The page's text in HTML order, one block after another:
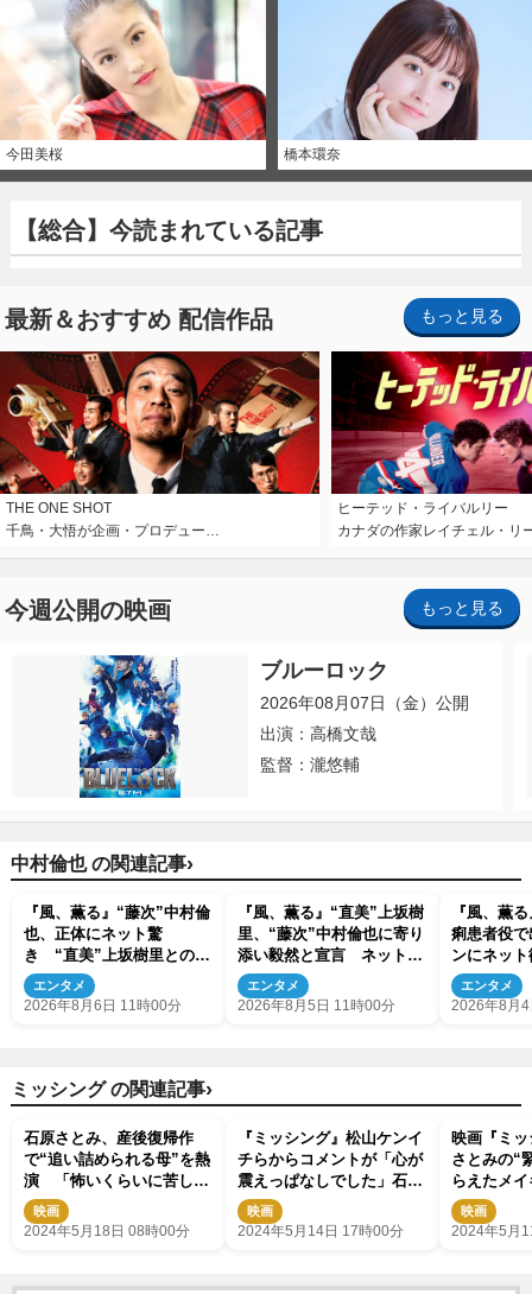
今田美桜 橋本環奈
【総合】今読まれている記事
最新＆おすすめ 配信作品 もっと見る
THE ONE SHOT
千鳥・大悟が企画・プロデュー…
ヒーテッド・ライバルリー
カナダの作家レイチェル・リ
今週公開の映画 もっと見る
ブルーロック
2026年08月07日（金）公開
出演：高橋文哉
監督：瀧悠輔
中村倫也 の関連記事›
『風、薫る』“藤次”中村倫
也、正体にネット驚
き “直美”上坂樹里との出
会いにも反響「力になって
くれそう」「仲良くしな
エンタメ
2026年8月6日 11時00分
『風、薫る』“直美”上坂樹
里、“藤次”中村倫也に寄り
添い毅然と宣言 ネット称
賛「頼もしすぎる」「惚れ
てまうやろ」
エンタメ
2026年8月5日 11時00分
『風、薫
痢患者役
ンにネッ
「色気半端
エンタメ
2026年8月
ミッシング の関連記事›
石原さとみ、産後復帰作
で“追い詰められる母”を熱
演 「怖いくらいに苦しみ
が想像できる」
映画
2024年5月18日 08時00分
『ミッシング』松山ケンイ
チらからコメントが「心が
震えっぱなしでした」石原
さとみの新場面写真も公開
映画
2024年5月14日 17時00分
映画『ミ
さとみの“
らえたメ
映画
2024年5月